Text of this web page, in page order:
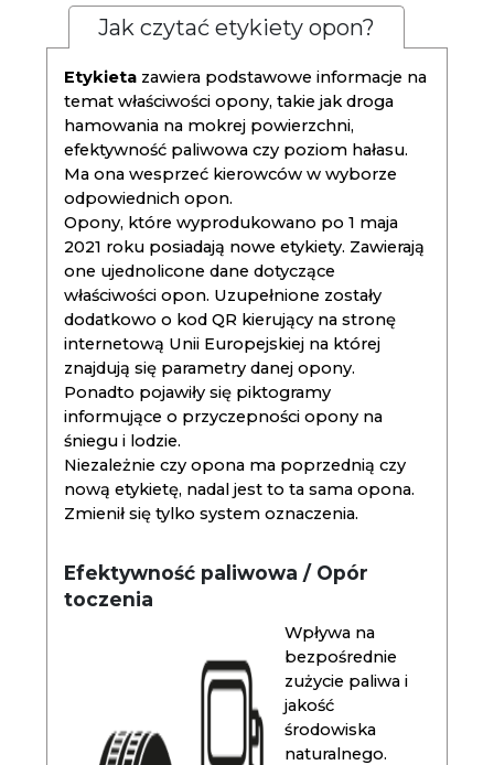
Jak czytać etykiety opon?
Etykieta zawiera podstawowe informacje na
temat właściwości opony, takie jak droga
hamowania na mokrej powierzchni,
efektywność paliwowa czy poziom hałasu.
Ma ona wesprzeć kierowców w wyborze
odpowiednich opon.
Opony, które wyprodukowano po 1 maja
2021 roku posiadają nowe etykiety. Zawierają
one ujednolicone dane dotyczące
właściwości opon. Uzupełnione zostały
dodatkowo o kod QR kierujący na stronę
internetową Unii Europejskiej na której
znajdują się parametry danej opony.
Ponadto pojawiły się piktogramy
informujące o przyczepności opony na
śniegu i lodzie.
Niezależnie czy opona ma poprzednią czy
nową etykietę, nadal jest to ta sama opona.
Zmienił się tylko system oznaczenia.
Efektywność paliwowa / Opór
toczenia
Wpływa na
bezpośrednie
zużycie paliwa i
jakość
środowiska
naturalnego.